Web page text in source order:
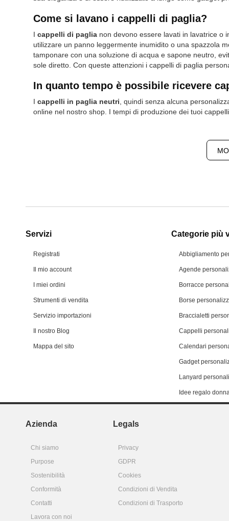
Come si lavano i cappelli di paglia?
I cappelli di paglia non devono essere lavati in lavatrice o
utilizzare un panno leggermente inumidito o una spazzola
tamponare con una soluzione di acqua e sapone neutro,
sole diretto. Con queste attenzioni i cappelli di paglia
In quanto tempo è possibile ricevere
I cappelli in paglia neutri, quindi senza alcuna
online nel nostro shop. I tempi di produzione dei tuoi
Servizi
Registrati
Il mio account
I miei ordini
Strumenti di vendita
Servizio importazioni
Il nostro Blog
Mappa del sito
Categorie più
Abbigliamento
Agende
Borracce
Borse
Braccialetti
Cappelli
Calendari
Gadget
Lanyard
Idee regalo
Azienda Legals
Chi siamo
Privacy
Purpose
GDPR
Sostenibilità
Cookies
Conformità
Condizioni di Vendita
Contatti
Condizioni di Trasporto
Lavora con noi